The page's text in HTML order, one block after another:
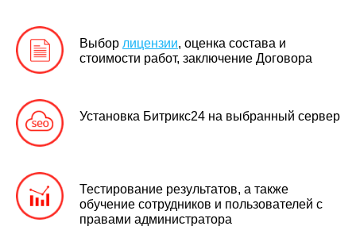
Выбор лицензии, оценка состава и
стоимости работ, заключение Договора
Установка Битрикс24 на выбранный сервер
Тестирование результатов, а также
обучение сотрудников и пользователей с
правами администратора